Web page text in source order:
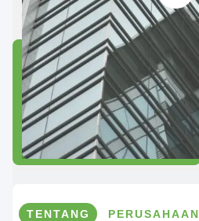
TENTANG PERUSAHAAN